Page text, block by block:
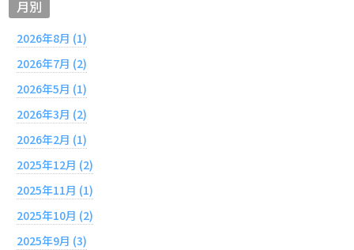
月別
2026年8月 (1)
2026年7月 (2)
2026年5月 (1)
2026年3月 (2)
2026年2月 (1)
2025年12月 (2)
2025年11月 (1)
2025年10月 (2)
2025年9月 (3)